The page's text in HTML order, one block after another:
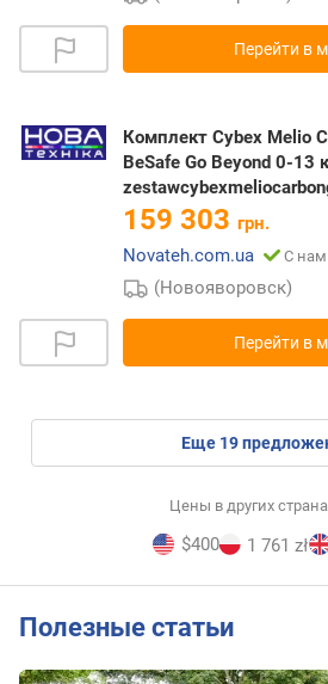
Перейти в
Комплект Cybex Melio
BeSafe Go Beyond 0-13
159 303 грн.
Novateh.com.ua
С
(Новояворовск)
Перейти в
eще 19
Цены в других
$400 1 761 zł
Полезные статьи